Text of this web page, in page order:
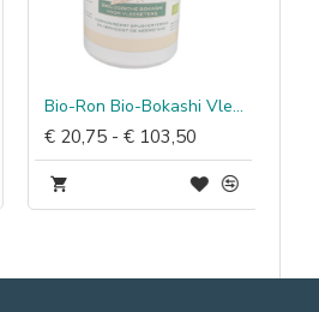
Bio-Ron Bio-Bokashi Vleeseters
€ 20,75 - € 103,50